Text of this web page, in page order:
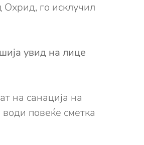
Охрид, го исклучил
увид на лице
на санација на
повеќе сметка